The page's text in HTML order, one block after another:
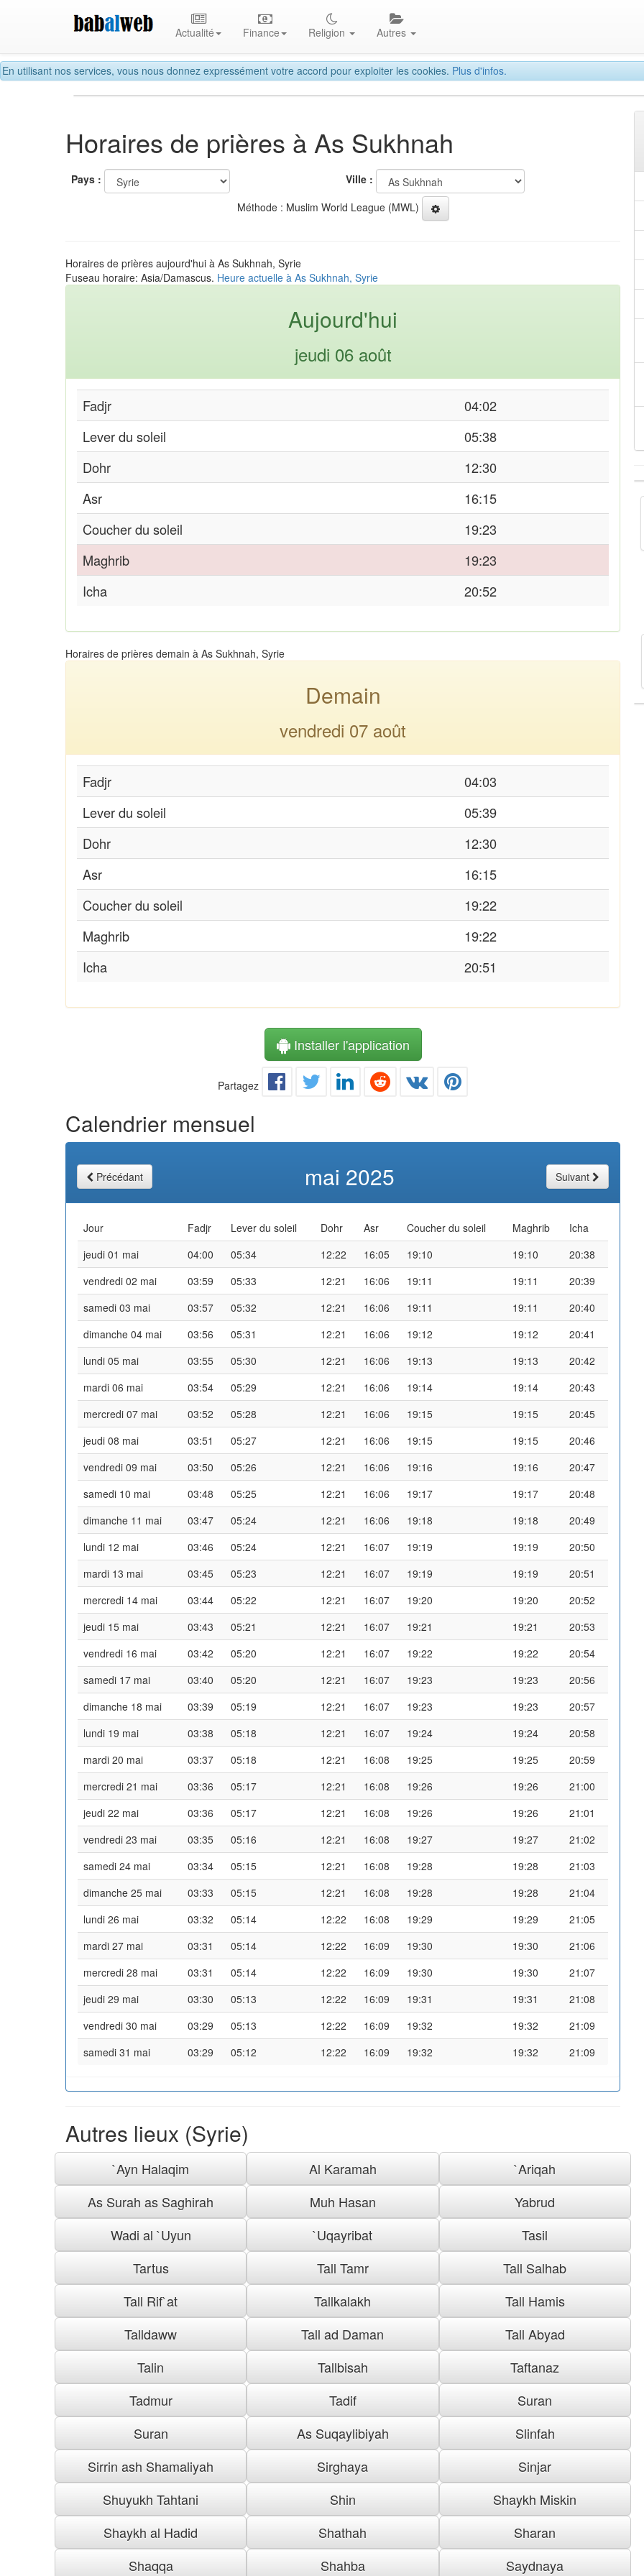
En utilisant nos services, vous nous donnez expressément votre accord pour exploiter les cookies. Plus d'infos.
Actualité Finance Religion Autres
Horaires de prières à As Sukhnah
Pays :
Ville :
Méthode : Muslim World League (MWL)
Horaires de prières aujourd'hui à As Sukhnah, Syrie
Fuseau horaire: Asia/Damascus. Heure actuelle à As Sukhnah, Syrie
Aujourd'hui
jeudi 06 août
Fadjr
04:02
Lever du soleil
05:38
Dohr
12:30
Asr
16:15
Coucher du soleil
19:23
Maghrib
19:23
Icha
20:52
Horaires de prières demain à As Sukhnah, Syrie
Demain
vendredi 07 août
Fadjr
04:03
Lever du soleil
05:39
Dohr
12:30
Asr
16:15
Coucher du soleil
19:22
Maghrib
19:22
Icha
20:51
Installer l'application
Partagez
Calendrier mensuel
Précédant mai 2025 Suivant
Jour Fadjr Lever du soleil Dohr Asr Coucher du soleil Maghrib
Icha
jeudi 01 mai
04:00 05:34 12:22 16:05 19:10 19:10
20:38
vendredi 02 mai
03:59 05:33 12:21 16:06 19:11 19:11
20:39
samedi 03 mai
03:57 05:32 12:21 16:06 19:11 19:11
20:40
dimanche 04 mai
03:56 05:31 12:21 16:06 19:12 19:12
20:41
lundi 05 mai
03:55 05:30 12:21 16:06 19:13 19:13
20:42
mardi 06 mai
03:54 05:29 12:21 16:06 19:14 19:14
20:43
mercredi 07 mai
03:52 05:28 12:21 16:06 19:15 19:15
20:45
jeudi 08 mai
03:51 05:27 12:21 16:06 19:15 19:15
20:46
vendredi 09 mai
03:50 05:26 12:21 16:06 19:16 19:16
20:47
samedi 10 mai
03:48 05:25 12:21 16:06 19:17 19:17
20:48
dimanche 11 mai
03:47 05:24 12:21 16:06 19:18 19:18
20:49
lundi 12 mai
03:46 05:24 12:21 16:07 19:19 19:19
20:50
mardi 13 mai
03:45 05:23 12:21 16:07 19:19 19:19
20:51
mercredi 14 mai
03:44 05:22 12:21 16:07 19:20 19:20
20:52
jeudi 15 mai
03:43 05:21 12:21 16:07 19:21 19:21
20:53
vendredi 16 mai
03:42 05:20 12:21 16:07 19:22 19:22
20:54
samedi 17 mai
03:40 05:20 12:21 16:07 19:23 19:23
20:56
dimanche 18 mai
03:39 05:19 12:21 16:07 19:23 19:23
20:57
lundi 19 mai
03:38 05:18 12:21 16:07 19:24 19:24
20:58
mardi 20 mai
03:37 05:18 12:21 16:08 19:25 19:25
20:59
mercredi 21 mai
03:36 05:17 12:21 16:08 19:26 19:26
21:00
jeudi 22 mai
03:36 05:17 12:21 16:08 19:26 19:26
21:01
vendredi 23 mai
03:35 05:16 12:21 16:08 19:27 19:27
21:02
samedi 24 mai
03:34 05:15 12:21 16:08 19:28 19:28
21:03
dimanche 25 mai
03:33 05:15 12:21 16:08 19:28 19:28
21:04
lundi 26 mai
03:32 05:14 12:22 16:08 19:29 19:29
21:05
mardi 27 mai
03:31 05:14 12:22 16:09 19:30 19:30
21:06
mercredi 28 mai
03:31 05:14 12:22 16:09 19:30 19:30
21:07
jeudi 29 mai
03:30 05:13 12:22 16:09 19:31 19:31
21:08
vendredi 30 mai
03:29 05:13 12:22 16:09 19:32 19:32
21:09
samedi 31 mai
03:29 05:12 12:22 16:09 19:32 19:32 21:09
Autres lieux (Syrie)
`Ayn Halaqim Al Karamah
`Ariqah
As Surah as Saghirah
Muh Hasan
Yabrud
Wadi al `Uyun
`Uqayribat
Tasil
Tartus
Tall Tamr
Tall Salhab
Tall Rif`at
Tallkalakh
Tall Hamis
Talldaww
Tall ad Daman
Tall Abyad
Talin
Tallbisah
Taftanaz
Tadmur
Tadif
Suran
Suran
As Suqaylibiyah
Slinfah
Sirrin ash Shamaliyah
Sirghaya
Sinjar
Shuyukh Tahtani
Shin
Shaykh Miskin
Shaykh al Hadid
Shathah
Sharan
Shaqqa
Shahba Saydnaya